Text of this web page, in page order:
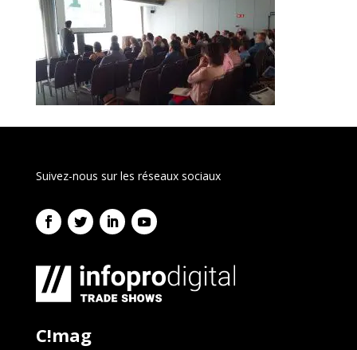
Suivez-nous sur les réseaux sociaux
C!mag